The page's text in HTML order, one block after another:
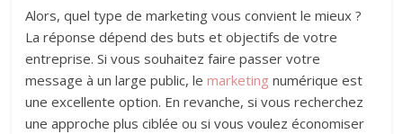
Alors, quel type de marketing vous convient le mieux ?
La réponse dépend des buts et objectifs de votre
entreprise. Si vous souhaitez faire passer votre
message à un large public, lemarketing numérique est
une excellente option. En revanche, si vous recherchez
une approche plus ciblée ou si vous voulez économiser